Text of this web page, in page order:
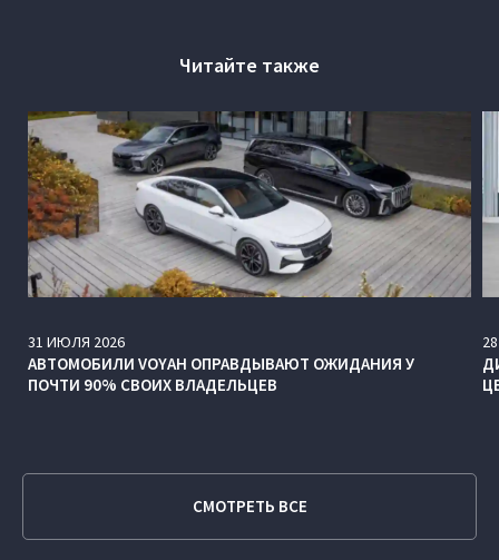
Читайте также
31 ИЮЛЯ 2026
АВТОМОБИЛИ VOYAH ОПРАВДЫВАЮТ ОЖИДАНИЯ У
ПОЧТИ 90% СВОИХ ВЛАДЕЛЬЦЕВ
28
СМОТРЕТЬ ВСЕ